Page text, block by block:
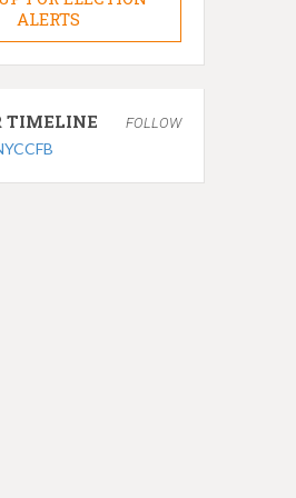
ALERTS
TIMELINE FOLLOW